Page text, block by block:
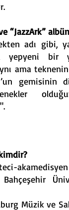
“JazzArk”
adı gibi,
yepyeni bir
ama
gemisinin
Müzik ve